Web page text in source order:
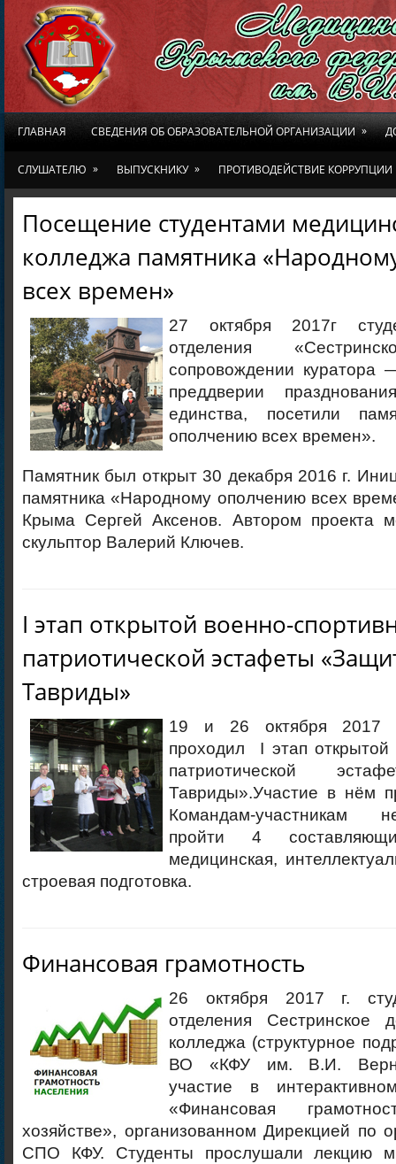
ГЛАВНАЯ СВЕДЕНИЯ ОБ ОБРАЗОВАТЕЛЬНОЙ ОРГАНИЗАЦИИ »
СЛУШАТЕЛЮ » ВЫПУСКНИКУ » ПРОТИВОДЕЙСТВИЕ КОРРУПЦИИ
Посещение студентами
колледжа памятника
всех времен»
27 октября 2017г
отделения
сопровождении куратора
преддверии
единства, посетили
ополчению всех времен».
Памятник был открыт 30 декабря 2016 г.
памятника «Народному ополчению всех
Крыма Сергей Аксенов. Автором проекта
скульптор Валерий Ключев.
I этап открытой военно-
патриотической эстафеты
Тавриды»
19 и 26 октября 2017
проходил I этап открытой
патриотической
Тавриды».Участие в нём
Командам-участникам
пройти 4
медицинская,
строевая подготовка.
Финансовая грамотность
26 октября 2017 г.
отделения Сестринское
колледжа (структурное
ВО «КФУ им. В.И.
участие в
«Финансовая
хозяйстве», организованном Дирекцией по
СПО КФУ. Студенты прослушали лекцию